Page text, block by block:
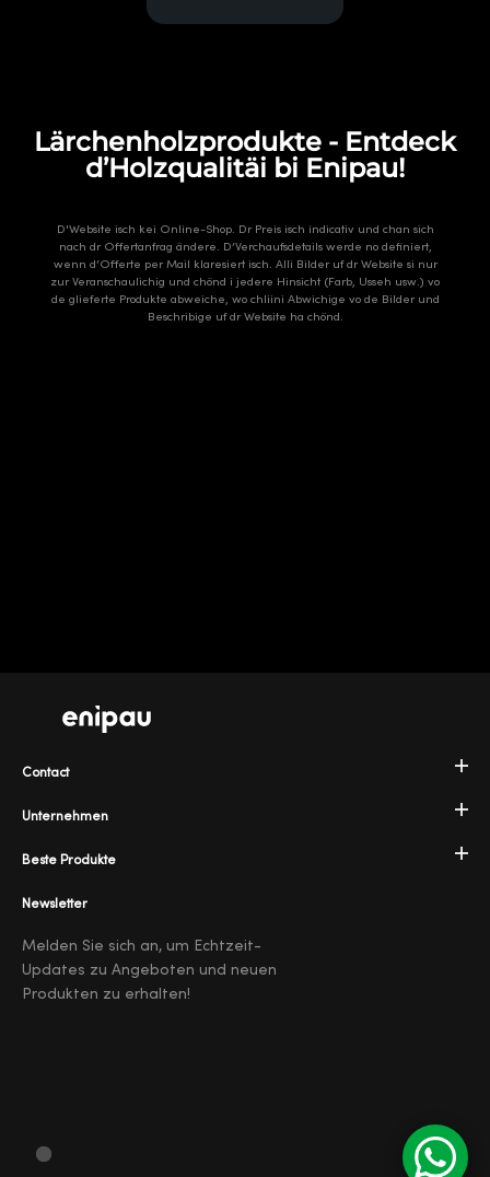
Lärchenholzprodukte - Entdeck
d’Holzqualitäi bi Enipau!
D'Website isch kei Online-Shop. Dr Preis isch indicativ und chan sich
nach dr Offertanfrag ändere. D’Verchaufsdetails werde no definiert,
wenn d’Offerte per Mail klaresiert isch. Alli Bilder uf dr Website si nur
zur Veranschaulichig und chönd i jedere Hinsicht (Farb, Usseh usw.) vo
de glieferte Produkte abweiche, wo chliini Abwichige vo de Bilder und
Beschribige uf dr Website ha chönd.
Unternehmen
Beste Produkte
Contact
Newsletter
Melden Sie sich an, um Echtzeit-
Updates zu Angeboten und neuen
Produkten zu erhalten!